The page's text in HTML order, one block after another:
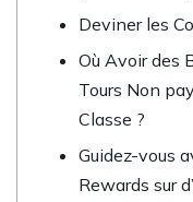
Deviner les
Où Avoir des
Tours Non
Classe ?
Guidez-vous
Rewards sur